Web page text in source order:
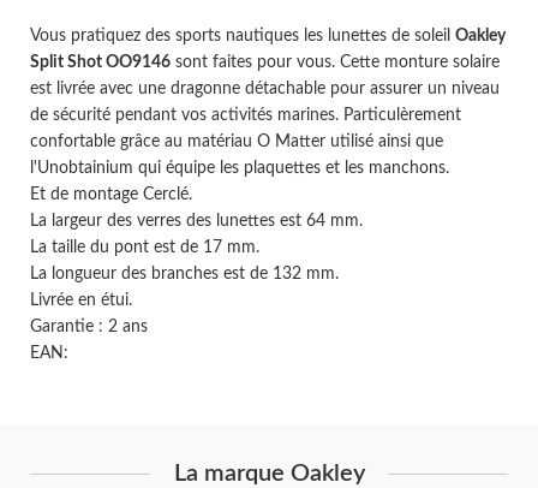
Vous pratiquez des sports nautiques les lunettes de soleil Oakley
Split Shot OO9146 sont faites pour vous. Cette monture solaire
est livrée avec une dragonne détachable pour assurer un niveau
de sécurité pendant vos activités marines. Particulèrement
confortable grâce au matériau O Matter utilisé ainsi que
l'Unobtainium qui équipe les plaquettes et les manchons.
Et de montage Cerclé.
La largeur des verres des lunettes est 64 mm.
La taille du pont est de 17 mm.
La longueur des branches est de 132 mm.
Livrée en étui.
Garantie : 2 ans
EAN:
La marque Oakley